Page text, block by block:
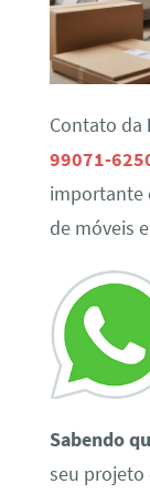
Contato da
99071-
importante
de móveis
Sabendo
seu projeto